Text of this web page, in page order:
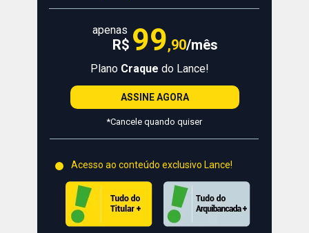
99
apenas
R$ ,90/mês
Plano Craque do Lance!
ASSINE AGORA
*Cancele quando quiser
Acesso ao conteúdo exclusivo Lance!